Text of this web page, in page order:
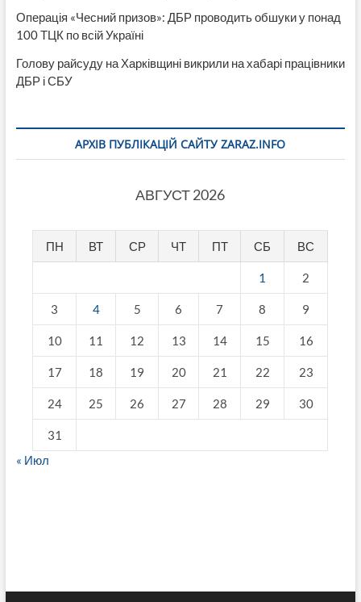
Операція «Чесний призов»: ДБР проводить обшуки у понад
100 ТЦК по всій Україні
Голову райсуду на Харківщині викрили на хабарі працівники
ДБР і СБУ
АРХІВ ПУБЛІКАЦІЙ САЙТУ ZARAZ.INFO
АВГУСТ 2026
ПН ВТ СР ЧТ ПТ СБ ВС
1 2
3 4 5 6 7 8 9
10 11 12 13 14 15 16
17 18 19 20 21 22 23
24 25 26 27 28 29 30
31
« Июл